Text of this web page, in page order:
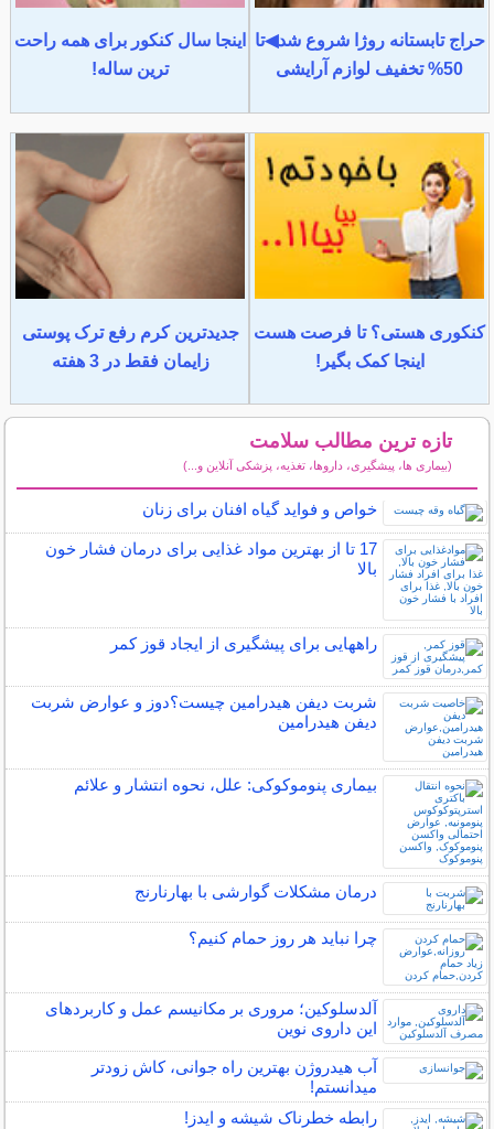
حراج تابستانه روژا شروع شد◀تا
50% تخفیف لوازم آرایشی
اینجا سال کنکور برای همه راحت
ترین ساله!
کنکوری هستی؟ تا فرصت هست
اینجا کمک بگیر!
جدیدترین کرم رفع ترک پوستی
زایمان فقط در 3 هفته
تازه ترین مطالب سلامت
(بیماری ها، پیشگیری، داروها، تغذیه، پزشکی آنلاین و...)
خواص و فواید گیاه افنان برای زنان
17 تا از بهترین مواد غذایی برای درمان فشار خون
بالا
راههایی برای پیشگیری از ایجاد قوز کمر
شربت دیفن هیدرامین چیست؟دوز و عوارض شربت
دیفن هیدرامین
بیماری پنوموکوکی: علل، نحوه انتشار و علائم
درمان مشکلات گوارشی با بهارنارنج
چرا نباید هر روز حمام کنیم؟
آلدسلوکین؛ مروری بر مکانیسم عمل و کاربردهای
این داروی نوین
آب هیدروژن بهترین راه جوانی، کاش زودتر
میدانستم!
رابطه خطرناک شیشه و ایدز!